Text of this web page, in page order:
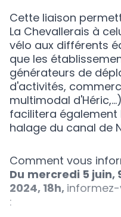
Cette liaison
La Chevallerais à
vélo aux différents
que les
générateurs de
d'activités,
multimodal
facilitera
halage du canal de
Comment vous
Du mercredi 5 juin,
2024, 18h,
: